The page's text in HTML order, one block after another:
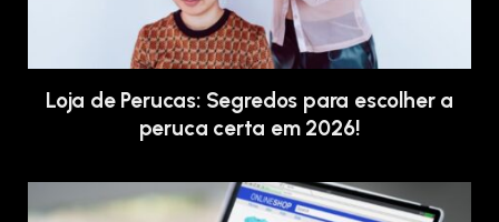
Loja de Perucas: Segredos para escolher a
peruca certa em 2026!